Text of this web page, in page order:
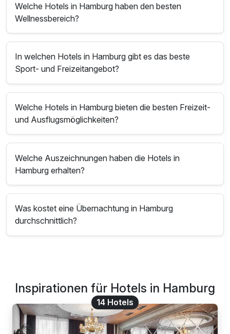
Welche Hotels in Hamburg haben den besten
Wellnessbereich?
In welchen Hotels in Hamburg gibt es das beste
Sport- und Freizeitangebot?
Welche Hotels in Hamburg bieten die besten Freizeit-
und Ausflugsmöglichkeiten?
Welche Auszeichnungen haben die Hotels in
Hamburg erhalten?
Was kostet eine Übernachtung in Hamburg
durchschnittlich?
Inspirationen für Hotels in Hamburg
14 Hotels